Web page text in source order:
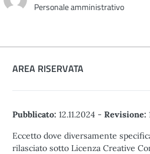
Personale amministrativo
AREA RISERVATA
Pubblicato: 12.11.2024 - Revisione:
Eccetto dove diversamente
rilasciato sotto Licenza Creative